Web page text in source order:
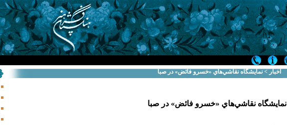
اخبار > نمايشگاه نقاشي‌هاي «خسرو فائض» در صبا
نمايشگاه نقاشي‌هاي «خسرو فائض» در صبا